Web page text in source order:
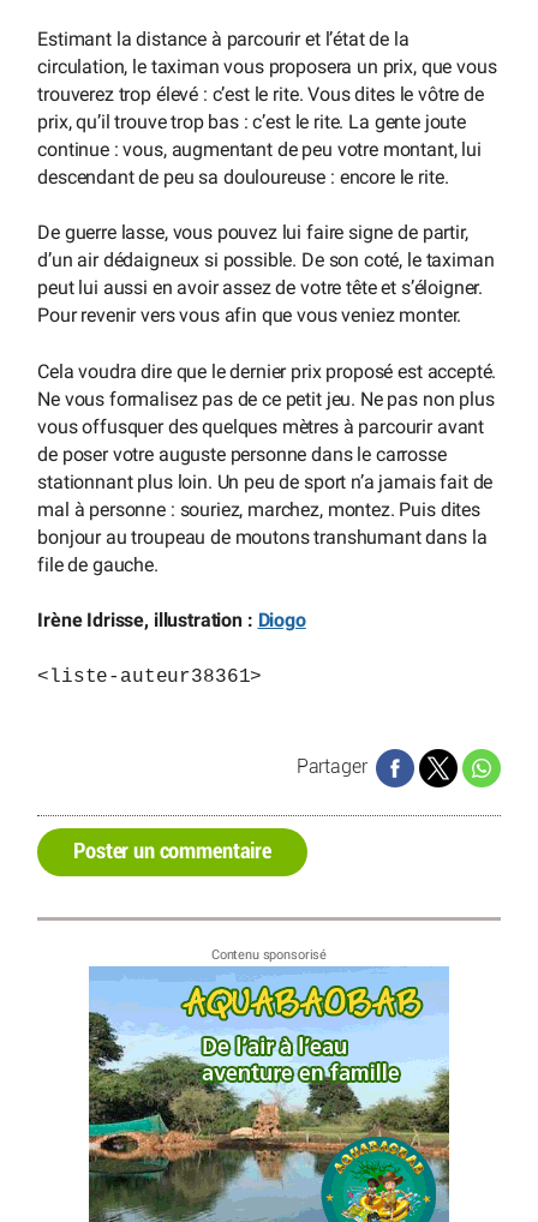
Estimant la distance à parcourir et l’état de la
circulation, le taximan vous proposera un prix, que vous
trouverez trop élevé : c’est le rite. Vous dites le vôtre de
prix, qu’il trouve trop bas : c’est le rite. La gente joute
continue : vous, augmentant de peu votre montant, lui
descendant de peu sa douloureuse : encore le rite.
De guerre lasse, vous pouvez lui faire signe de partir,
d’un air dédaigneux si possible. De son coté, le taximan
peut lui aussi en avoir assez de votre tête et s’éloigner.
Pour revenir vers vous afin que vous veniez monter.
Cela voudra dire que le dernier prix proposé est accepté.
Ne vous formalisez pas de ce petit jeu. Ne pas non plus
vous offusquer des quelques mètres à parcourir avant
de poser votre auguste personne dans le carrosse
stationnant plus loin. Un peu de sport n’a jamais fait de
mal à personne : souriez, marchez, montez. Puis dites
bonjour au troupeau de moutons transhumant dans la
file de gauche.
Irène Idrisse, illustration : Diogo
<liste-auteur38361>
Partager
Poster un commentaire